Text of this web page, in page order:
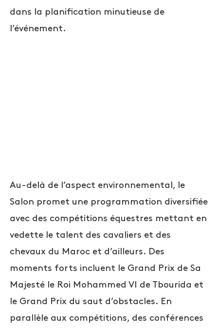
dans la planification minutieuse de
l’événement.
Au-delà de l’aspect environnemental, le
Salon promet une programmation diversifiée
avec des compétitions équestres mettant en
vedette le talent des cavaliers et des
chevaux du Maroc et d’ailleurs. Des
moments forts incluent le Grand Prix de Sa
Majesté le Roi Mohammed VI de Tbourida et
le Grand Prix du saut d’obstacles. En
parallèle aux compétitions, des conférences